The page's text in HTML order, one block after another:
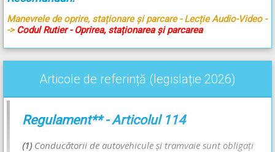
Manevrele de oprire, staționare și parcare - Lecție Audio-Video -
->Codul Rutier - Oprirea, staționarea și parcarea
Articole de referință (legislație 2026)
Regulament** - Articolul 114
(1)Conducătorii de autovehicule şi tramvaie sunt obligaţi